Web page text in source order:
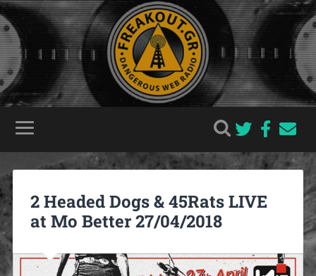
2 Headed Dogs & 45Rats LIVE
at Mo Better 27/04/2018